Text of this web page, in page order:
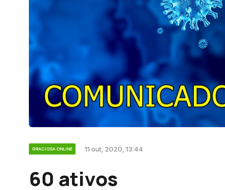
GRACIOSA ONLINE 11 out, 2020, 13:44
60 ativos